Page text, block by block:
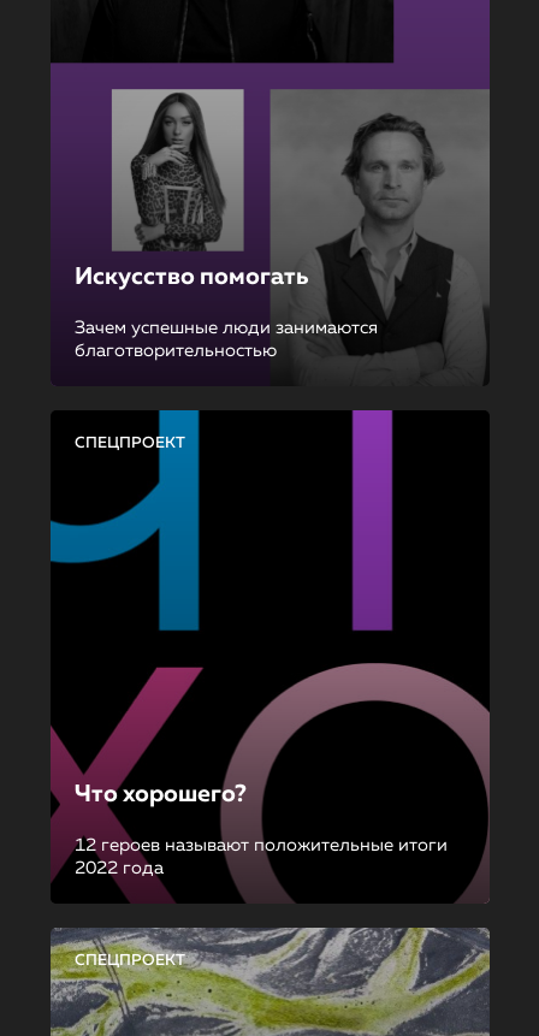
Искусство помогать
Зачем успешные люди занимаются
благотворительностью
СПЕЦПРОЕКТ
Что хорошего?
12 героев называют положительные итоги
2022 года
СПЕЦПРОЕКТ